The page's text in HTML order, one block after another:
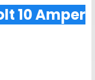
10 Amper